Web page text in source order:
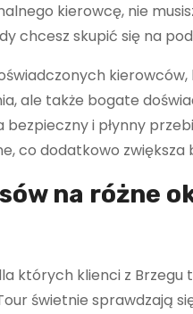
kierowcę, nie
chcesz skupić się na
ale także bogate
bezpieczny i płynny
co dodatkowo
na różne
których klienci z
świetnie sprawdzają